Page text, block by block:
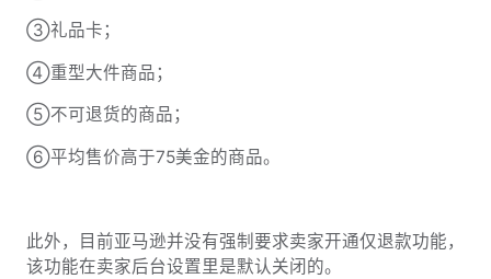
③礼品卡；
④重型大件商品；
⑤不可退货的商品；
⑥平均售价高于75美金的商品。
此外，目前亚马逊并没有强制要求卖家开通仅退款功能，
该功能在卖家后台设置里是默认关闭的。